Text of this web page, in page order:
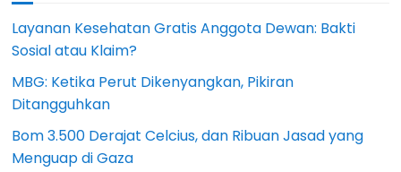
Layanan Kesehatan Gratis Anggota Dewan: Bakti
Sosial atau Klaim?
MBG: Ketika Perut Dikenyangkan, Pikiran
Ditangguhkan
Bom 3.500 Derajat Celcius, dan Ribuan Jasad yang
Menguap di Gaza